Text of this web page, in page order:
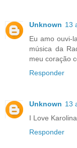
Unknown 13
Eu amo ouvi-
música da
meu coração
Responder
Unknown 13
I Love
Responder